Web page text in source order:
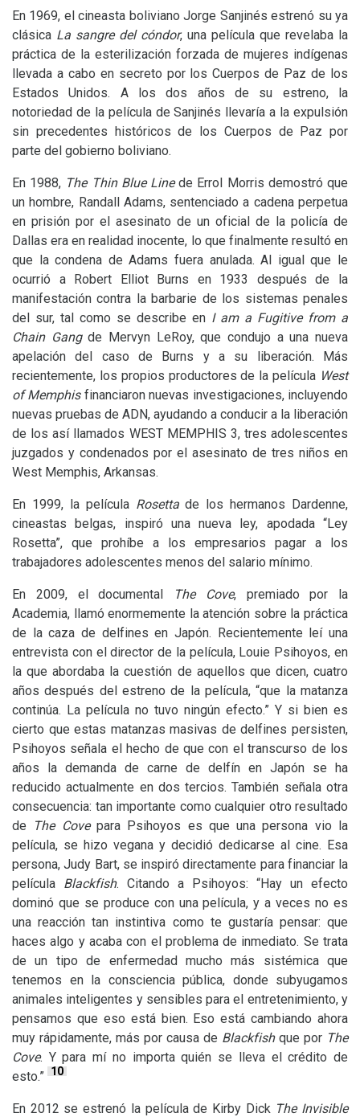
En 1969, el cineasta boliviano Jorge Sanjinés estrenó su ya
clásica La sangre del cóndor, una película que revelaba la
práctica de la esterilización forzada de mujeres indígenas
llevada a cabo en secreto por los Cuerpos de Paz de los
Estados Unidos. A los dos años de su estreno, la
notoriedad de la película de Sanjinés llevaría a la expulsión
sin precedentes históricos de los Cuerpos de Paz por
parte del gobierno boliviano.
En 1988, The Thin Blue Linede Errol Morris demostró que
un hombre, Randall Adams, sentenciado a cadena perpetua
en prisión por el asesinato de un oficial de la policía de
Dallas era en realidad inocente, lo que finalmente resultó en
que la condena de Adams fuera anulada. Al igual que le
ocurrió a Robert Elliot Burns en 1933 después de la
manifestación contra la barbarie de los sistemas penales
del sur, tal como se describe en I am a Fugitive from a
Chain Gangde Mervyn LeRoy, que condujo a una nueva
apelación del caso de Burns y a su liberación. Más
recientemente, los propios productores de la película West
of Memphisfinanciaron nuevas investigaciones, incluyendo
nuevas pruebas de ADN, ayudando a conducir a la liberación
de los así llamados WEST MEMPHIS 3, tres adolescentes
juzgados y condenados por el asesinato de tres niños en
West Memphis, Arkansas.
En 1999, la película Rosettade los hermanos Dardenne,
cineastas belgas, inspiró una nueva ley, apodada “Ley
Rosetta”, que prohíbe a los empresarios pagar a los
trabajadores adolescentes menos del salario mínimo.
En 2009, el documental The Cove, premiado por la
Academia, llamó enormemente la atención sobre la práctica
de la caza de delfines en Japón. Recientemente leí una
entrevista con el director de la película, Louie Psihoyos, en
la que abordaba la cuestión de aquellos que dicen, cuatro
años después del estreno de la película, “que la matanza
continúa. La película no tuvo ningún efecto.” Y si bien es
cierto que estas matanzas masivas de delfines persisten,
Psihoyos señala el hecho de que con el transcurso de los
años la demanda de carne de delfín en Japón se ha
reducido actualmente en dos tercios. También señala otra
consecuencia: tan importante como cualquier otro resultado
de
The Cove para Psihoyos es que una persona vio la
película, se hizo vegana y decidió dedicarse al cine. Esa
persona, Judy Bart, se inspiró directamente para financiar la
película Blackfish. Citando a Psihoyos: “Hay un efecto
dominó que se produce con una película, y a veces no es
una reacción tan instintiva como te gustaría pensar: que
haces algo y acaba con el problema de inmediato. Se trata
de un tipo de enfermedad mucho más sistémica que
tenemos en la consciencia pública, donde subyugamos
animales inteligentes y sensibles para el entretenimiento, y
pensamos que eso está bien. Eso está cambiando ahora
muy rápidamente, más por causa de Blackfish que por The
Cove. Y para mí no importa quién se lleva el crédito de
esto.” 10
En 2012 se estrenó la película de Kirby Dick The Invisible